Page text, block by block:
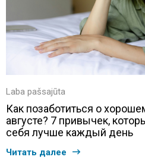
Laba pašsajūta
Как позаботиться о
августе? 7 привычек,
себя лучше каждый день
Читать далее